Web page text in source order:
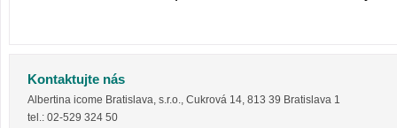
Kontaktujte nás
Albertina icome Bratislava, s.r.o., Cukrová 14, 813 39 Bratislava 1
tel.: 02-529 324 50